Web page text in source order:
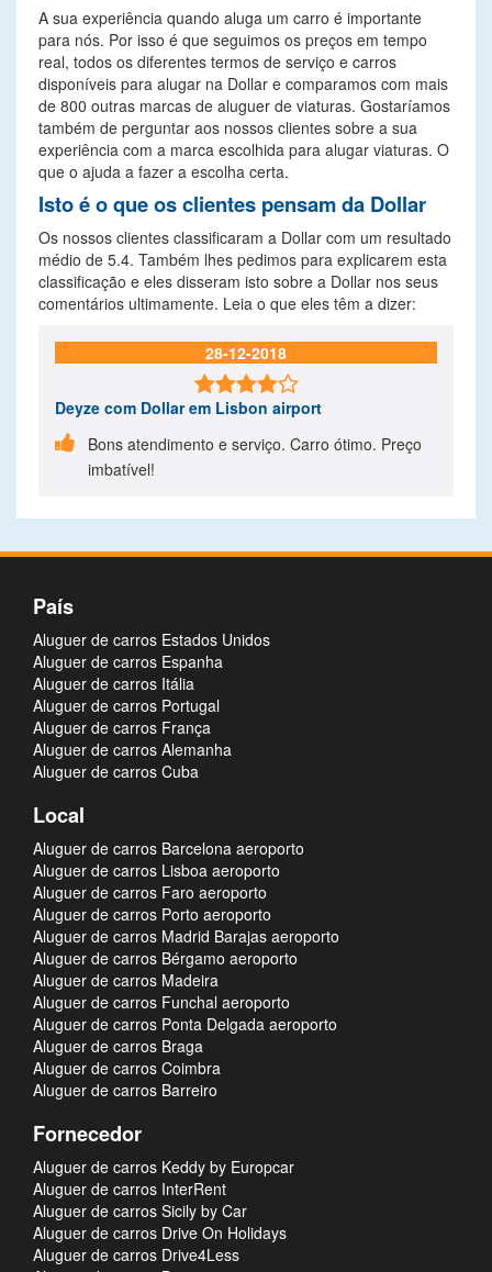
A sua experiência quando aluga um carro é importante
para nós. Por isso é que seguimos os preços em tempo
real, todos os diferentes termos de serviço e carros
disponíveis para alugar na Dollar e comparamos com mais
de 800 outras marcas de aluguer de viaturas. Gostaríamos
também de perguntar aos nossos clientes sobre a sua
experiência com a marca escolhida para alugar viaturas. O
que o ajuda a fazer a escolha certa.
Isto é o que os clientes pensam da Dollar
Os nossos clientes classificaram a Dollar com um resultado
médio de 5.4. Também lhes pedimos para explicarem esta
classificação e eles disseram isto sobre a Dollar nos seus
comentários ultimamente. Leia o que eles têm a dizer:
28-12-2018

Deyze com Dollar em Lisbon airport

Bons atendimento e serviço. Carro ótimo. Preço
imbatível!
País
Aluguer de carros Estados Unidos
Aluguer de carros Espanha
Aluguer de carros Itália
Aluguer de carros Portugal
Aluguer de carros França
Aluguer de carros Alemanha
Aluguer de carros Cuba
Local
Aluguer de carros Barcelona aeroporto
Aluguer de carros Lisboa aeroporto
Aluguer de carros Faro aeroporto
Aluguer de carros Porto aeroporto
Aluguer de carros Madrid Barajas aeroporto
Aluguer de carros Bérgamo aeroporto
Aluguer de carros Madeira
Aluguer de carros Funchal aeroporto
Aluguer de carros Ponta Delgada aeroporto
Aluguer de carros Braga
Aluguer de carros Coimbra
Aluguer de carros Barreiro
Fornecedor
Aluguer de carros Keddy by Europcar
Aluguer de carros InterRent
Aluguer de carros Sicily by Car
Aluguer de carros Drive On Holidays
Aluguer de carros Drive4Less